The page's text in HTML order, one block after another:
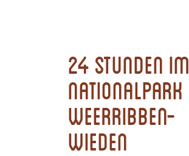
a
g
e
24 Stunden im
Nationalpark
Weerribben-
Wieden